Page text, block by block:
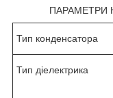
ПАРАМЕТРИ
Тип конденсатора
Тип діелектрика